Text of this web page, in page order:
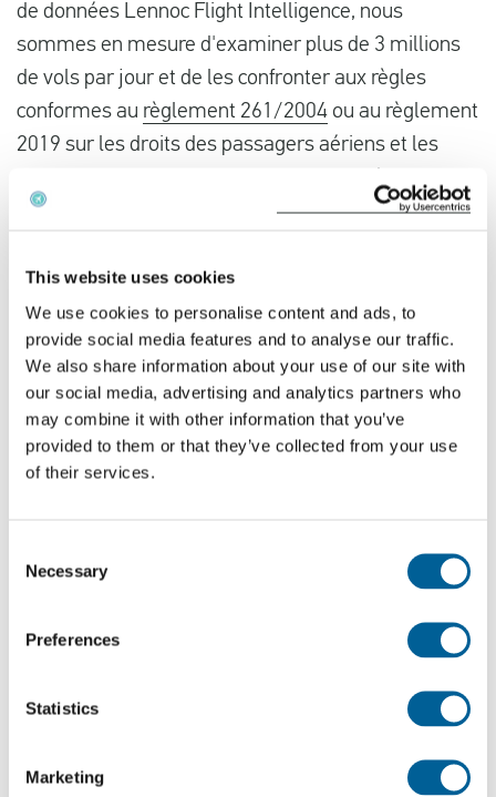
This website uses cookies
We use cookies to personalise content and ads, to
provide social media features and to analyse our traffic.
We also share information about your use of our site with
our social media, advertising and analytics partners who
may combine it with other information that you’ve
provided to them or that they’ve collected from your use
of their services.
Selection
Necessary
Preferences
Statistics
Marketing
de données Lennoc Flight Intelligence, nous
sommes en mesure d'examiner plus de 3 millions
de vols par jour et de les confronter aux règles
conformes au règlement 261/2004 ou au règlement
2019 sur les droits des passagers aériens et les
licences des organisateurs de voyages aériens
(modification) (sortie de l'UE). Nos données
garantissent notre taux de réussite de 97 % devant
les tribunaux. EUclaim vous aide à obtenir une
indemnisation pour leretardou l' annulation devotre
vol .
Votre vol Thomas Cook Airlines UK a-t-il été retardé
?
votre vol a été retardé ? Cliquez ci-dessous pour
savoir si vous pouvez prétendre à une
d'indemnisation auprès d'EUclaim à partir d'une